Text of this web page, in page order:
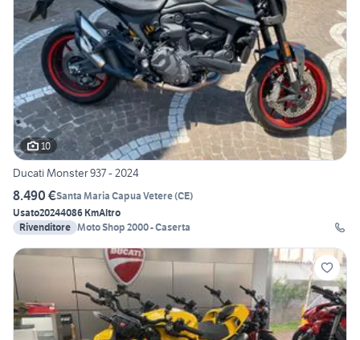
10
Ducati Monster 937 - 2024
8.490 €Santa Maria Capua Vetere(CE)
Usato20244086 KmAltro
Rivenditore Moto Shop 2000 - Caserta